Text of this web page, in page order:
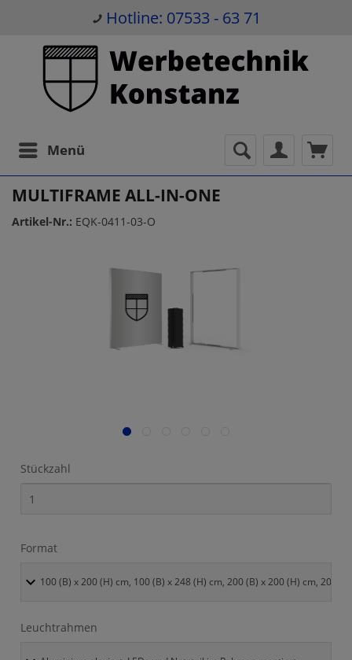
Hotline: 07533 - 63 71
Menü
MULTIFRAME ALL-IN-ONE
Artikel-Nr.: EQK-0411-03-O
Stückzahl
Format
Leuchtrahmen